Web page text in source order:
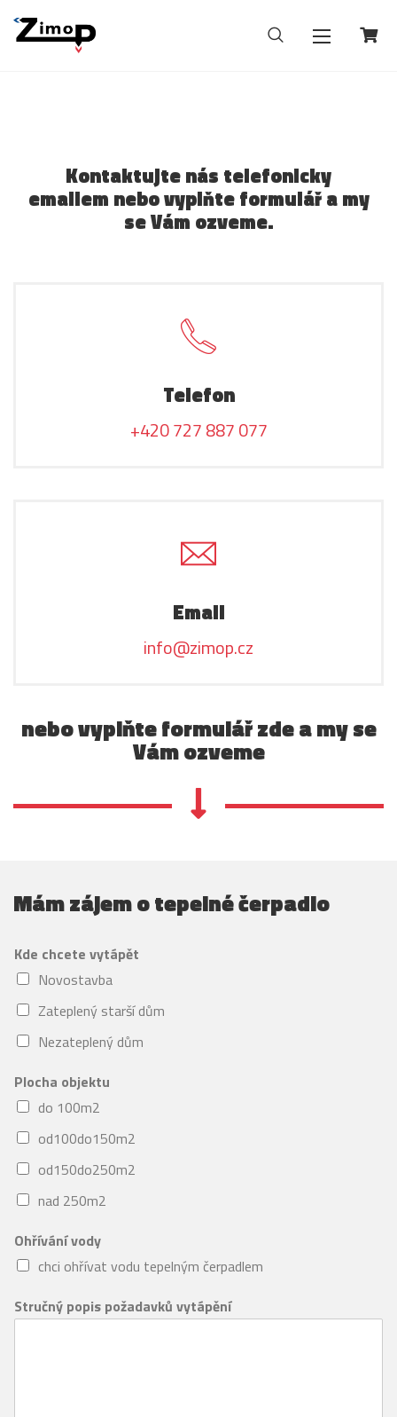
Kontaktujte nás telefonicky
emailem nebo vyplňte formulář a my
se Vám ozveme.
Telefon
+420 727 887 077
Email
info@zimop.cz
nebo vyplňte formulář zde a my se
Vám ozveme
Mám zájem o tepelné čerpadlo
Kde chcete vytápět
Novostavba
Zateplený starší dům
Nezateplený dům
Plocha objektu
do 100m2
od100do150m2
od150do250m2
nad 250m2
Ohřívání vody
chci ohřívat vodu tepelným čerpadlem
Stručný popis požadavků vytápění